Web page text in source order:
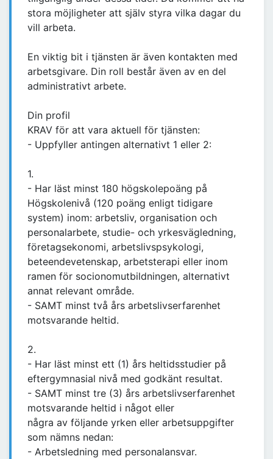
stora möjligheter att själv styra vilka dagar du
vill arbeta.
En viktig bit i tjänsten är även kontakten med
arbetsgivare. Din roll består även av en del
administrativt arbete.
Din profil
KRAV för att vara aktuell för tjänsten:
- Uppfyller antingen alternativt 1 eller 2:
1.
- Har läst minst 180 högskolepoäng på
Högskolenivå (120 poäng enligt tidigare
system) inom: arbetsliv, organisation och
personalarbete, studie- och yrkesvägledning,
företagsekonomi, arbetslivspsykologi,
beteendevetenskap, arbetsterapi eller inom
ramen för socionomutbildningen, alternativt
annat relevant område.
- SAMT minst två års arbetslivserfarenhet
motsvarande heltid.
2.
- Har läst minst ett (1) års heltidsstudier på
eftergymnasial nivå med godkänt resultat.
- SAMT minst tre (3) års arbetslivserfarenhet
motsvarande heltid i något eller
några av följande yrken eller arbetsuppgifter
som nämns nedan:
- Arbetsledning med personalansvar.